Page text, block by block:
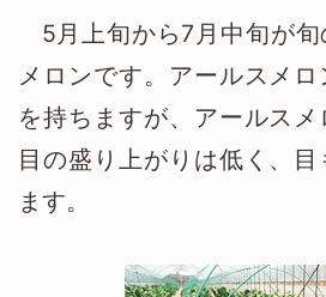
5月上旬から7月中旬が
メロンです。アールスメ
を持ちますが、アールス
目の盛り上がりは低く、
ます。